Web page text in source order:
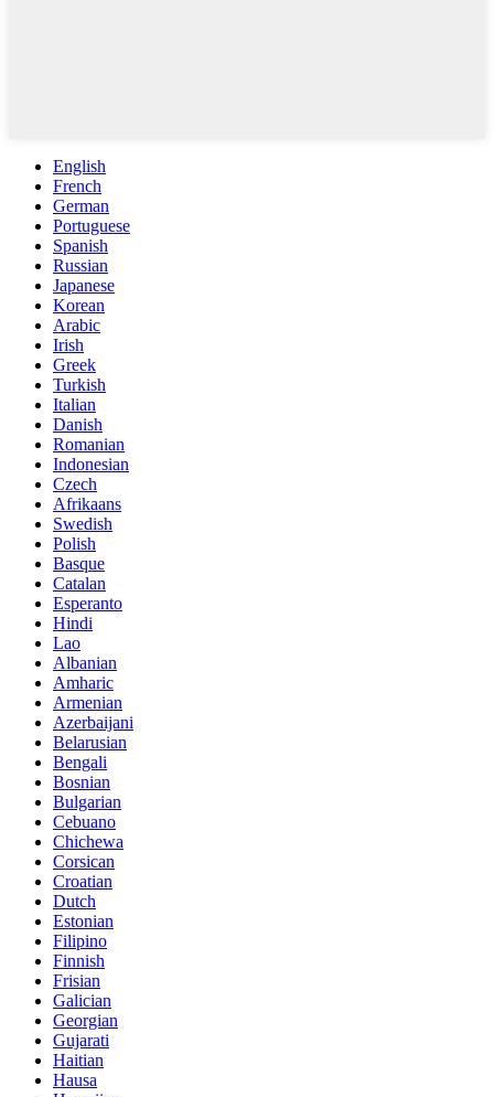
English
French
German
Portuguese
Spanish
Russian
Japanese
Korean
Arabic
Irish
Greek
Turkish
Italian
Danish
Romanian
Indonesian
Czech
Afrikaans
Swedish
Polish
Basque
Catalan
Esperanto
Hindi
Lao
Albanian
Amharic
Armenian
Azerbaijani
Belarusian
Bengali
Bosnian
Bulgarian
Cebuano
Chichewa
Corsican
Croatian
Dutch
Estonian
Filipino
Finnish
Frisian
Galician
Georgian
Gujarati
Haitian
Hausa